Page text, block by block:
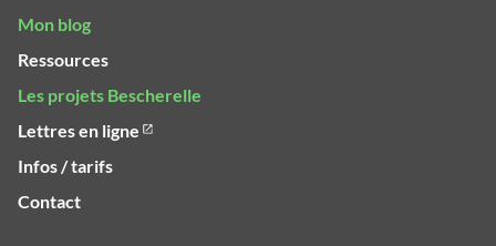
Mon blog
Ressources
Les projets Bescherelle
Lettres en ligne
Infos / tarifs
Contact